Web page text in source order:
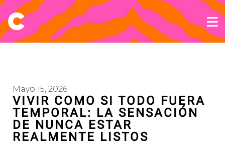
Mayo 15, 2026
VIVIR COMO SI TODO FUERA
TEMPORAL: LA SENSACIÓN
DE NUNCA ESTAR
REALMENTE LISTOS